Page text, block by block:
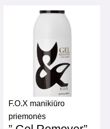
F.O.X manikiūro
priemonės